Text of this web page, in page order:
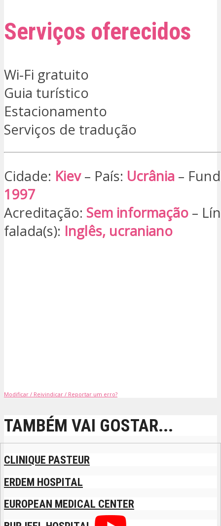
Serviços oferecidos
Wi-Fi gratuito
Guia turístico
Estacionamento
Serviços de tradução
Cidade: Kiev– País: Ucrânia –
1997
Acreditação: Sem informação –
falada(s): Inglês, ucraniano
Modificar / Reivindicar / Reportar um erro?
TAMBÉM VAI GOSTAR...
CLINIQUE PASTEUR
ERDEM HOSPITAL
EUROPEAN MEDICAL CENTER